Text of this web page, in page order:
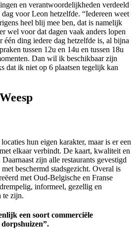
en verantwoordelijkheden verdeeld
voor Leon hetzelfde. “Iedereen weet
heel blij mee ben, dat is namelijk
er wel voordat dagen vaak anders lopen
ding iedere dag hetzelfde is, al bijna
tussen 1 2u en 14u en tussen 18u
Dan wil ik beschikbaar zijn
dat ik niet op 6 plaatsen tegelijk kan
hun eigen karakter, maar is er een
elkaar verbindt. De kaart, kwaliteit en
zijn alle restaurants gevestigd
beschermd stadsgezicht. Overal is
met Oud-Belgische en Franse
informeel, gezellig en
te zijn.
een soort commerciële
dorpshuizen”.